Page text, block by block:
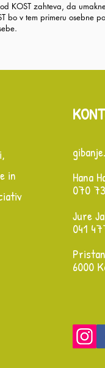
KOST zahteva, da
bo v tem primeru osebne
in
Hana
070
Jure
041
6000